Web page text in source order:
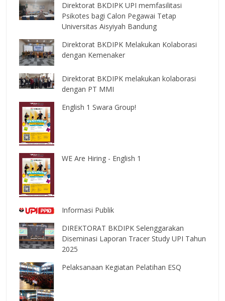
Direktorat BKDIPK UPI memfasilitasi
Psikotes bagi Calon Pegawai Tetap
Universitas Aisyiyah Bandung
Direktorat BKDIPK Melakukan Kolaborasi
dengan Kemenaker
Direktorat BKDIPK melakukan kolaborasi
dengan PT MMI
English 1 Swara Group!
WE Are Hiring - English 1
Informasi Publik
DIREKTORAT BKDIPK Selenggarakan
Diseminasi Laporan Tracer Study UPI Tahun
2025
Pelaksanaan Kegiatan Pelatihan ESQ